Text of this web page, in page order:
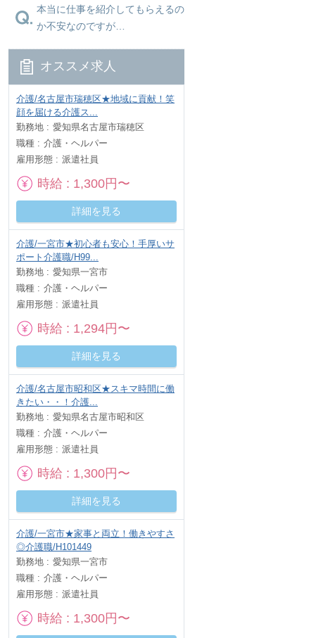
本当に仕事を紹介してもらえるの
か不安なのですが…
オススメ求人
介護/名古屋市瑞穂区★地域に貢献！笑
顔を届ける介護ス...
勤務地
愛知県名古屋市瑞穂区
職種
介護・ヘルパー
雇用形態
派遣社員
時給 1,300円〜
詳細を見る
介護/一宮市★初心者も安心！手厚いサ
ポート介護職/H99...
勤務地
愛知県一宮市
職種
介護・ヘルパー
雇用形態
派遣社員
時給 1,294円〜
詳細を見る
介護/名古屋市昭和区★スキマ時間に働
きたい・・！介護...
勤務地
愛知県名古屋市昭和区
職種
介護・ヘルパー
雇用形態
派遣社員
時給 1,300円〜
詳細を見る
介護/一宮市★家事と両立！働きやすさ
◎介護職/H101449
勤務地
愛知県一宮市
職種
介護・ヘルパー
雇用形態
派遣社員
時給 1,300円〜